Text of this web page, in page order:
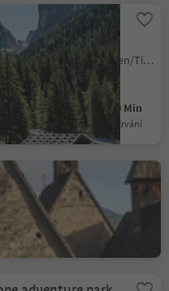
Leger
in the Tschamin
Tires/Tiers, Tiers am Rosengarten/Tires al Catinaccio, Dolomites Region Seiser Alm
513 m
Převýšení
4h:00 Min
doba trvání
Dreikirchen